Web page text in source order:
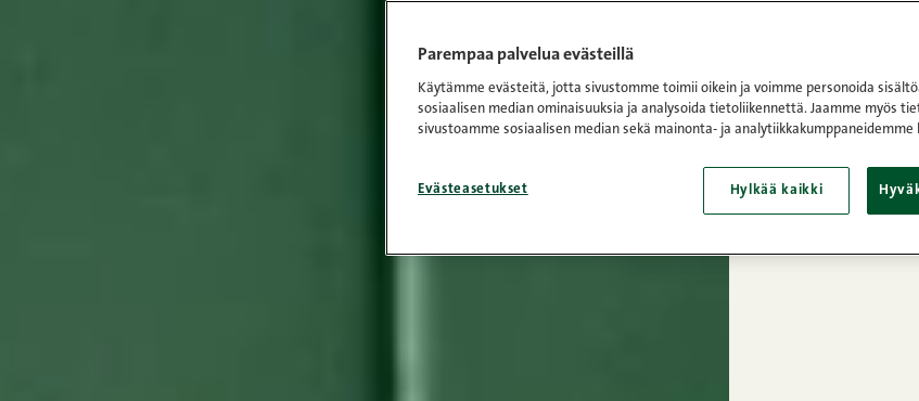
Parempaa palvelua evästeillä
Käytämme evästeitä, jotta sivustomme toimii oikein ja voimme personoida
sosiaalisen median ominaisuuksia ja analysoida tietoliikennettä. Jaamme myös
sivustoamme sosiaalisen median sekä mainonta- ja analytiikkakumppaneidemme
Evästeasetukset Hylkää kaikki